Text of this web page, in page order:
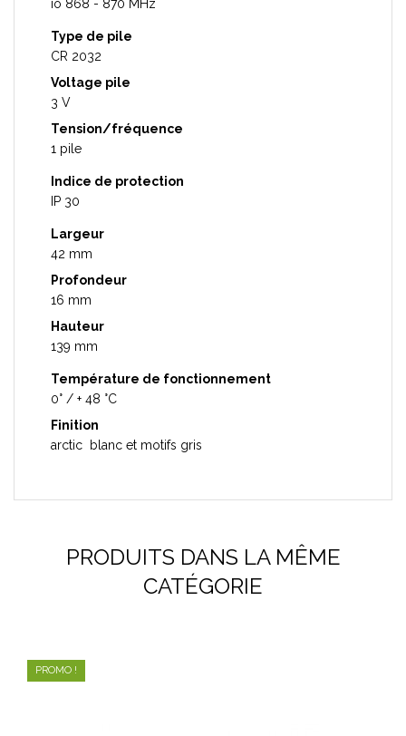
io 868 - 870 MHz
Type de pile
CR 2032
Voltage pile
3 V
Tension/fréquence
1 pile
Indice de protection
IP 30
Largeur
42 mm
Profondeur
16 mm
Hauteur
139 mm
Température de fonctionnement
0° / + 48 °C
Finition
arctic blanc et motifs gris
PRODUITS DANS LA MÊME
CATÉGORIE
PROMO !